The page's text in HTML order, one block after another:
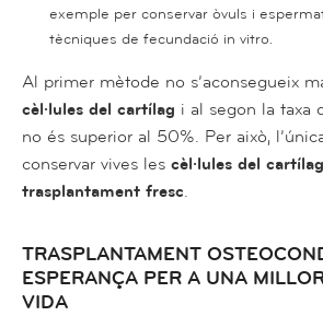
exemple per conservar òvuls i
tècniques de fecundació in vitro.
Al primer mètode no s’aconsegueix
cèl·lules del cartílag i al segon la taxa
no és superior al 50%. Per això,
conservar vives les cèl·lules del cartílag
trasplantament fresc.
TRASPLANTAMENT
ESPERANÇA PER A UNA
VIDA